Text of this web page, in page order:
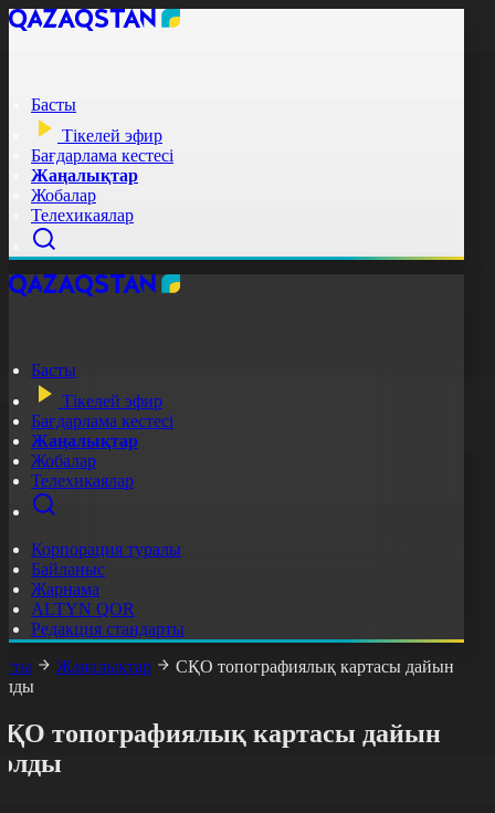
Басты
Тікелей эфир
Бағдарлама кестесі
Жаңалықтар
Жобалар
Телехикаялар
Басты
Тікелей эфир
Бағдарлама кестесі
Жаңалықтар
Жобалар
Телехикаялар
Корпорация туралы
Байланыс
Жарнама
ALTYN QOR
Редакция стандарты
Жаңалықтар
СҚО топографиялық картасы дайын
топографиялық картасы дайын